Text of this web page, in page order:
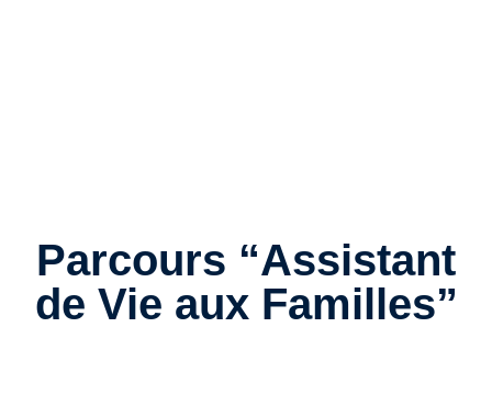
Parcours “Assistant
de Vie aux Familles”